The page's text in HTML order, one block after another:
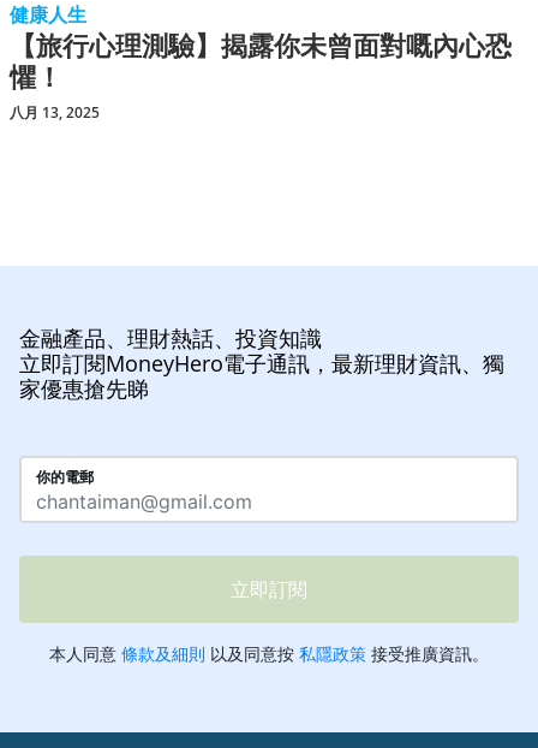
健康人生
【旅行心理測驗】揭露你未曾面對嘅內心恐
懼！
八月 13, 2025
金融產品、理財熱話、投資知識
立即訂閱MoneyHero電子通訊，最新理財資訊、獨
家優惠搶先睇